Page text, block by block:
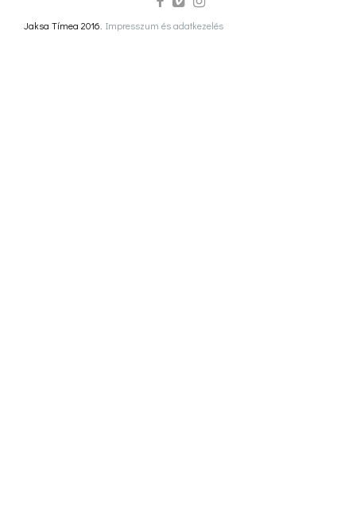
Jaksa Tímea 2016. Impresszum és adatkezelés